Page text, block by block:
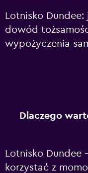
Lotnisko
dowód
wypożyczenia
Dlaczego
Lotnisko Dundee
korzystać z